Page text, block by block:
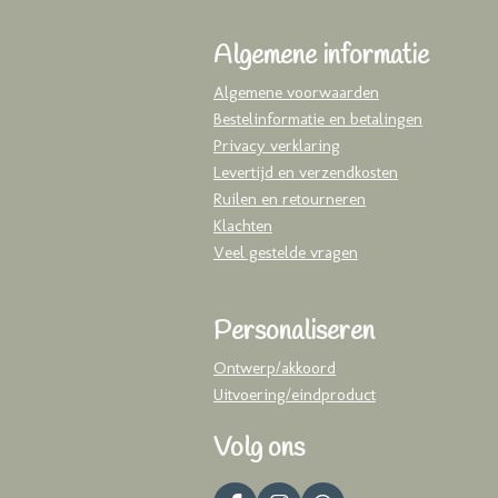
Algemene informatie
Algemene voorwaarden
Bestelinformatie en betalingen
Privacy verklaring
Levertijd en verzendkosten
Ruilen en retourneren
Klachten
Veel gestelde vragen
Personaliseren
Ontwerp/akkoord
Uitvoering/eindproduct
Volg ons